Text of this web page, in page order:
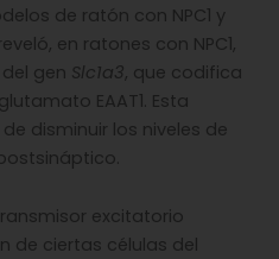
de ratón con NPC1 y
en ratones con NPC1,
gen Slc1a3, que codifica
EAAT1. Esta
disminuir los niveles de
excitatorio
de ciertas células del